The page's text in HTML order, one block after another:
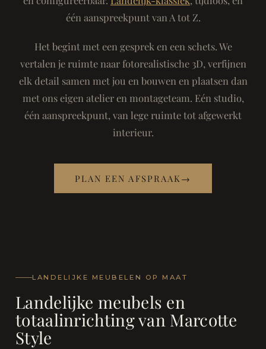
één aanspreekpunt van A tot Z.
Het begint met een gesprek en een schets. We
vertalen je ruimte naar fotorealistische 3D, verfijnen
elk detail samen met jou en bouwen en plaatsen dan
met ons eigen atelier en montageteam. Eén studio,
één aanspreekpunt, van lege ruimte tot afgewerkt
interieur.
PLAN EEN AFSPRAAK →
LANDELIJKE MEUBELEN OP MAAT
Landelijke meubels en
totaalinrichting van Marcotte
Style